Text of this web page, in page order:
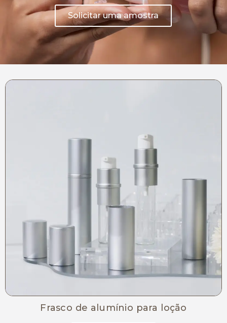
Solicitar uma amostra
Frasco de alumínio para loção